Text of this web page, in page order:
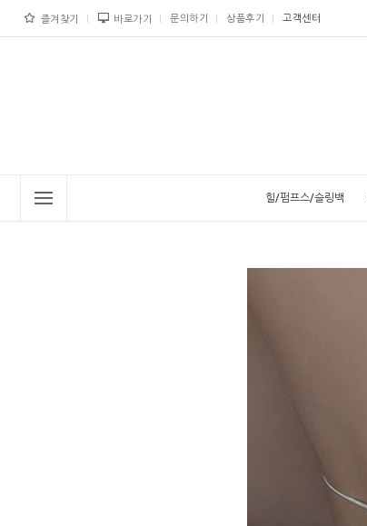
즐겨찾기 바로가기 문의하기 상품후기 고객센터
힐/펌프스/슬링백